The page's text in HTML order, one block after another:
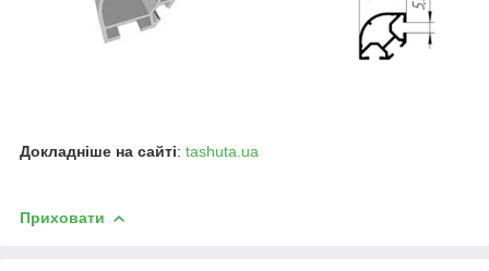
Докладніше на сайті: tashuta.ua
Приховати